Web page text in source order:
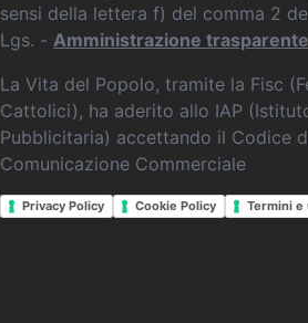
sensi della lettera f) del comma 2
Lgs. -Amministrazione trasparente
La Vita del Popolo, tramite la Fisc
Cattolici), ha aderito allo IAP
Pubblicitaria) accettando il Codice
Comunicazione Commerciale
Privacy Policy Cookie Policy Termini e